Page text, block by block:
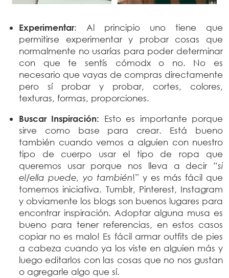
Experimentar: Al principio uno tiene que
permitirse experimentar y probar cosas que
normalmente no usarías para poder determinar
con que te sentís cómodx o no. No es
necesario que vayas de compras directamente
pero sí probar y probar, cortes, colores,
texturas, formas, proporciones.
Buscar Inspiración: Esto es importante porque
sirve como base para crear. Está bueno
también cuando vemos a alguien con nuestro
tipo de cuerpo usar el tipo de ropa que
queremos usar porque nos lleva a decir “si
el/ella puede, yo también!” y es más fácil que
tomemos iniciativa. Tumblr, Pinterest, Instagram
y obviamente los blogs son buenos lugares para
encontrar inspiración. Adoptar alguna musa es
bueno para tener referencias, en estos casos
copiar no es malo! Es fácil armar outfits de pies
a cabeza cuando ya los viste en alguien más y
luego editarlos con las cosas que no nos gustan
o agregarle algo que sí.